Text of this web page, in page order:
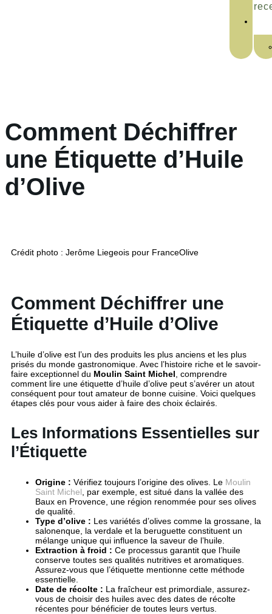
Comment Déchiffrer
une Étiquette d’Huile
d’Olive
Crédit photo : Jerôme Liegeois pour FranceOlive
Comment Déchiffrer une
Étiquette d’Huile d’Olive
L’huile d’olive est l’un des produits les plus anciens et les plus
prisés du monde gastronomique. Avec l’histoire riche et le savoir-
faire exceptionnel du Moulin Saint Michel , comprendre
comment lire une étiquette d’huile d’olive peut s’avérer un atout
conséquent pour tout amateur de bonne cuisine. Voici quelques
étapes clés pour vous aider à faire des choix éclairés.
Les Informations Essentielles sur
l’Étiquette
Origine : Vérifiez toujours l’origine des olives. Le Moulin
Saint Michel , par exemple, est situé dans la vallée des
Baux en Provence, une région renommée pour ses olives
de qualité.
Type d’olive : Les variétés d’olives comme la grossane, la
salonenque, la verdale et la beruguette constituent un
mélange unique qui influence la saveur de l’huile.
Extraction à froid : Ce processus garantit que l’huile
conserve toutes ses qualités nutritives et aromatiques.
Assurez-vous que l’étiquette mentionne cette méthode
essentielle.
Date de récolte : La fraîcheur est primordiale, assurez-
vous de choisir des huiles avec des dates de récolte
récentes pour bénéficier de toutes leurs vertus.